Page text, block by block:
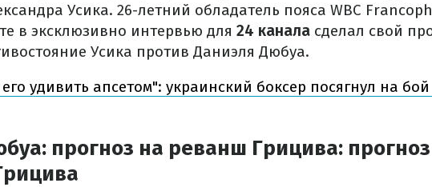
Усика. 26-летний обладатель пояса WBC
в эксклюзивно интервью для 24 канала сделал свой
Усика против Даниэля Дюбуа.
его удивить апсетом": украинский боксер посягнул на
прогноз на реванш Грицива: